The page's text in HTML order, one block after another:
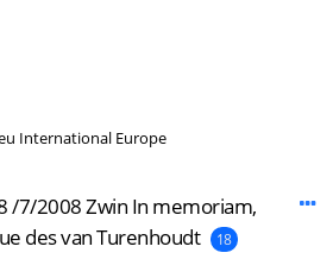
International Europe
/7/2008 Zwin In memoriam,
des van Turenhoudt
18